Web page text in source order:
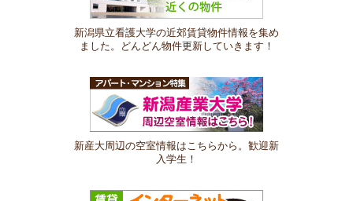
新潟県立看護大学の近郊賃貸物件情報を集め
ました。どんどん物件更新していきます！
新産大周辺の空室情報はこちらから。歓迎新
入学生！